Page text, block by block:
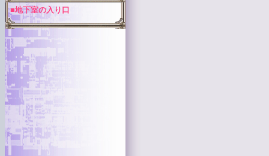
■地下室の入り口